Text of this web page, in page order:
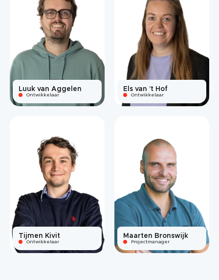
Luuk van Aggelen
Ontwikkelaar
Els van ’t Hof
Ontwikkelaar
Tijmen Kivit
Ontwikkelaar
Maarten Bronswijk
Projectmanager